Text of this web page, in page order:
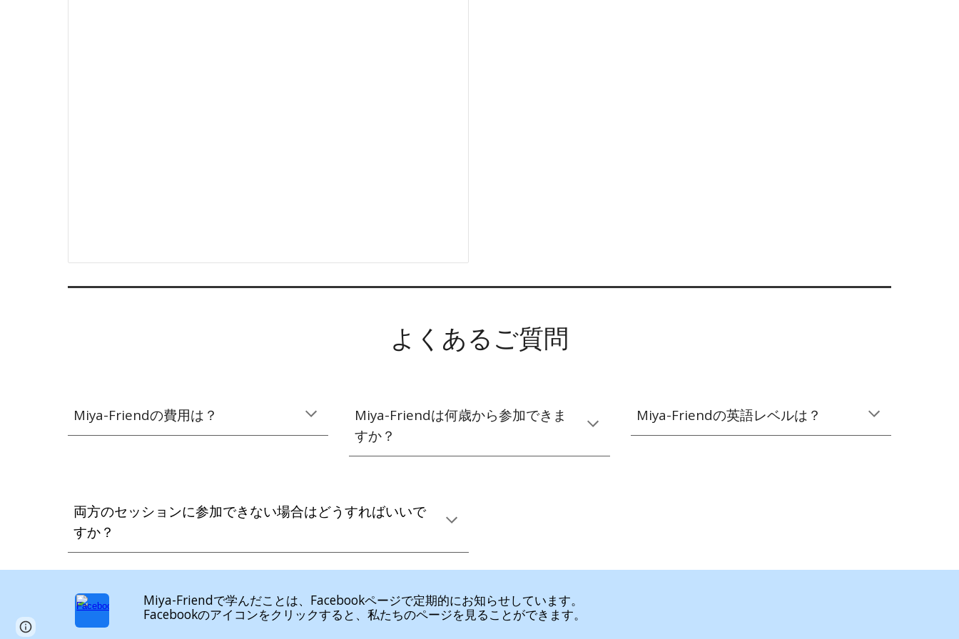
よくあるご質問
Miya-Friendの費用は？
Miya-Friendは何歳から参加できま
すか？
Miya-Friendの英語レベルは？
両方のセッションに参加できない場合はどうすればいいで
すか？
Miya-Friendで学んだことは、Facebookページで定期的にお知らせしています。
Facebookのアイコンをクリックすると、私たちのページを見ることができます。
Google Sites